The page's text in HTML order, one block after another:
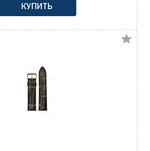
КУПИТЬ